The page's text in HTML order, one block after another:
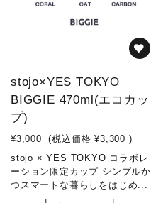
stojo×YES TOKYO
BIGGIE 470ml(エコカッ
プ)
¥3,000 (税込価格 ¥3,300 )
stojo × YES TOKYO コラボレ
ーション限定カップ シンプルか
つスマートな暮らしをはじめ...